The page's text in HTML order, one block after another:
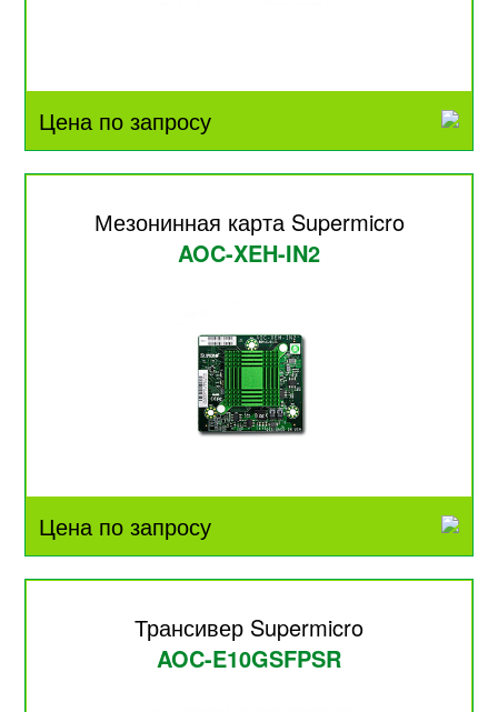
Цена по запросу
Мезонинная карта Supermicro
AOC-XEH-IN2
Цена по запросу
Трансивер Supermicro
AOC-E10GSFPSR